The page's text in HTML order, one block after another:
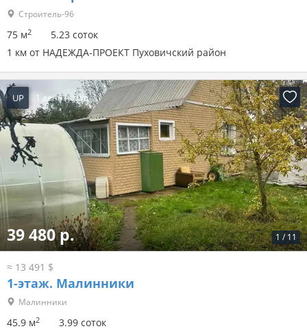
Строитель-96
75 м2
5.23 соток
1 км от НАДЕЖДА-ПРОЕКТ Пуховичский район
UP 1 день назад
1 / 11
39 480 р.
≈ 13 491 $
1-этаж. Малинники
Малинники
45.9 м2
3.99 соток